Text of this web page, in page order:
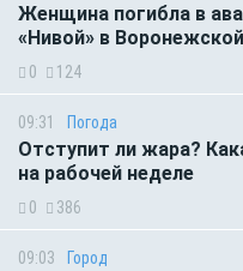
Женщина погибла в
«Нивой» в
0 124
09:31 Погода
Отступит ли жара?
на рабочей неделе
0 386
09:03 Город